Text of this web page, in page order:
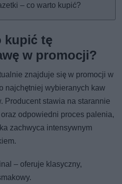
– co warto kupić?
kupić tę
w promocji?
znajduje się w promocji w
najchętniej wybieranych kaw
Producent stawia na starannie
odpowiedni proces palenia,
zachwyca intensywnym
– oferuje klasyczny,